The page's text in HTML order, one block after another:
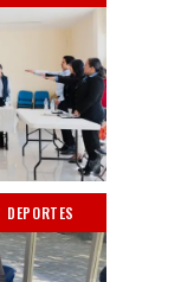
DEPORTES